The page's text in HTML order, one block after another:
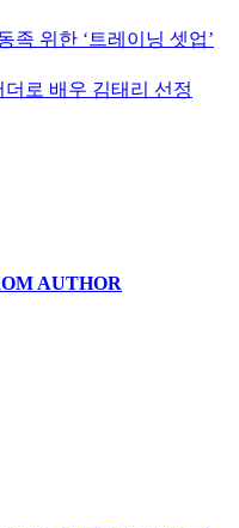
족 위한 ‘트레이닝 셋업’
로 배우 김태리 선정
AUTHOR